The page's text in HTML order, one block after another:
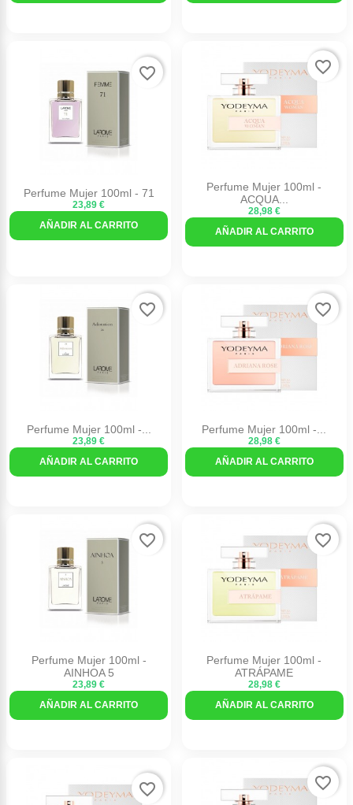
Perfume Mujer 100ml - 71
23,89 €
AÑADIR AL CARRITO
favorite_border
Perfume Mujer 100ml -
ACQUA...
28,98 €
AÑADIR AL CARRITO
favorite_border
Perfume Mujer 100ml -...
23,89 €
AÑADIR AL CARRITO
favorite_border
Perfume Mujer 100ml -...
28,98 €
AÑADIR AL CARRITO
favorite_border
Perfume Mujer 100ml -
AINHOA 5
23,89 €
AÑADIR AL CARRITO
favorite_border
Perfume Mujer 100ml -
ATRÁPAME
28,98 €
AÑADIR AL CARRITO
favorite_border
favorite_border favorite_border